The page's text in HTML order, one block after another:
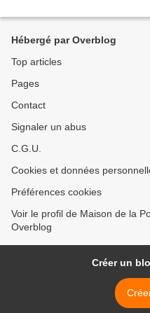
Hébergé par Overblog
Top articles
Pages
Contact
Signaler un abus
C.G.U.
Cookies et données
Préférences cookies
Voir le profil de Maison de la
Overblog
Créer un